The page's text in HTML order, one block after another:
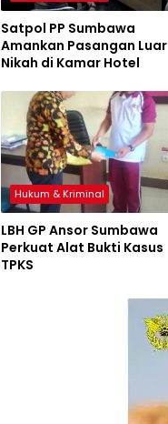
Satpol PP Sumbawa
Amankan Pasangan Luar
Nikah di Kamar Hotel
Hukum & Kriminal
LBH GP Ansor Sumbawa
Perkuat Alat Bukti Kasus
TPKS